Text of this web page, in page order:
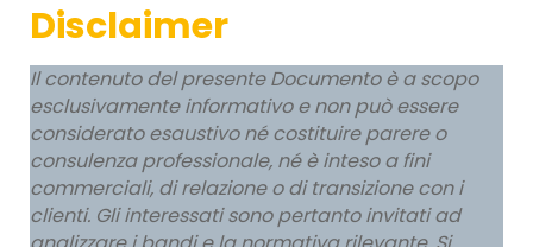
Disclaimer
Il contenuto del presente Documento è a scopo
esclusivamente informativo e non può essere
considerato esaustivo né costituire parere o
consulenza professionale, né è inteso a fini
commerciali, di relazione o di transizione con i
clienti. Gli interessati sono pertanto invitati ad